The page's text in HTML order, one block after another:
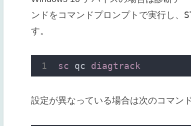
ンドをコマンドプロンプトで実行し、
す。
sc qc diagtrack
設定が異なっている場合は次のコマン